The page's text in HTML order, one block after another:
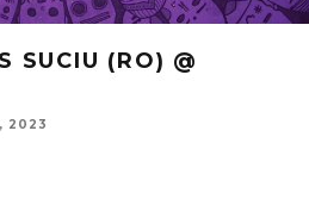
SUCIU (RO) @
2023